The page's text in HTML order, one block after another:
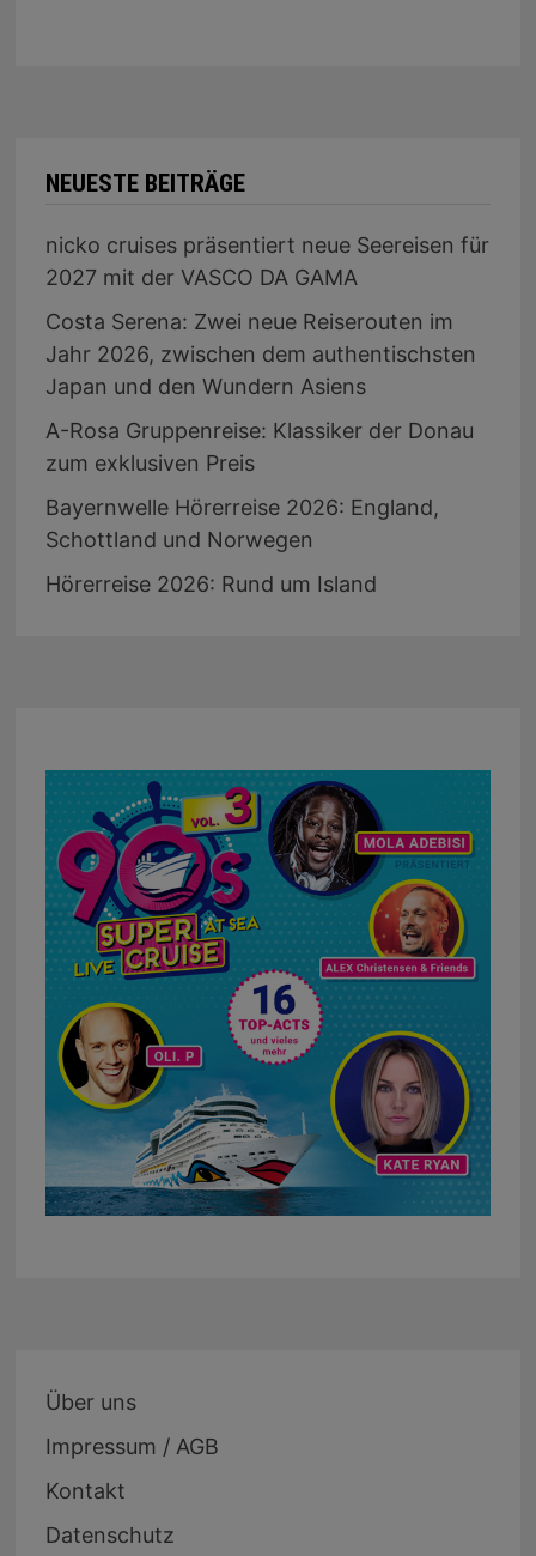
NEUESTE BEITRÄGE
nicko cruises präsentiert neue Seereisen für
2027 mit der VASCO DA GAMA
Costa Serena: Zwei neue Reiserouten im
Jahr 2026, zwischen dem authentischsten
Japan und den Wundern Asiens
A-Rosa Gruppenreise: Klassiker der Donau
zum exklusiven Preis
Bayernwelle Hörerreise 2026: England,
Schottland und Norwegen
Hörerreise 2026: Rund um Island
Über uns
Impressum / AGB
Kontakt
Datenschutz